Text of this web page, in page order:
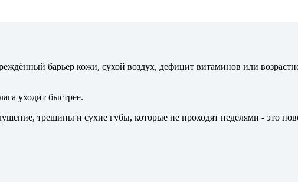
барьер кожи, сухой воздух, дефицит витаминов или
уходит быстрее.
трещины и сухие губы, которые не проходят неделями - это